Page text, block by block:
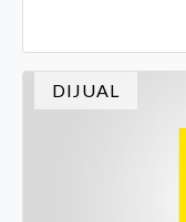
DIJUAL